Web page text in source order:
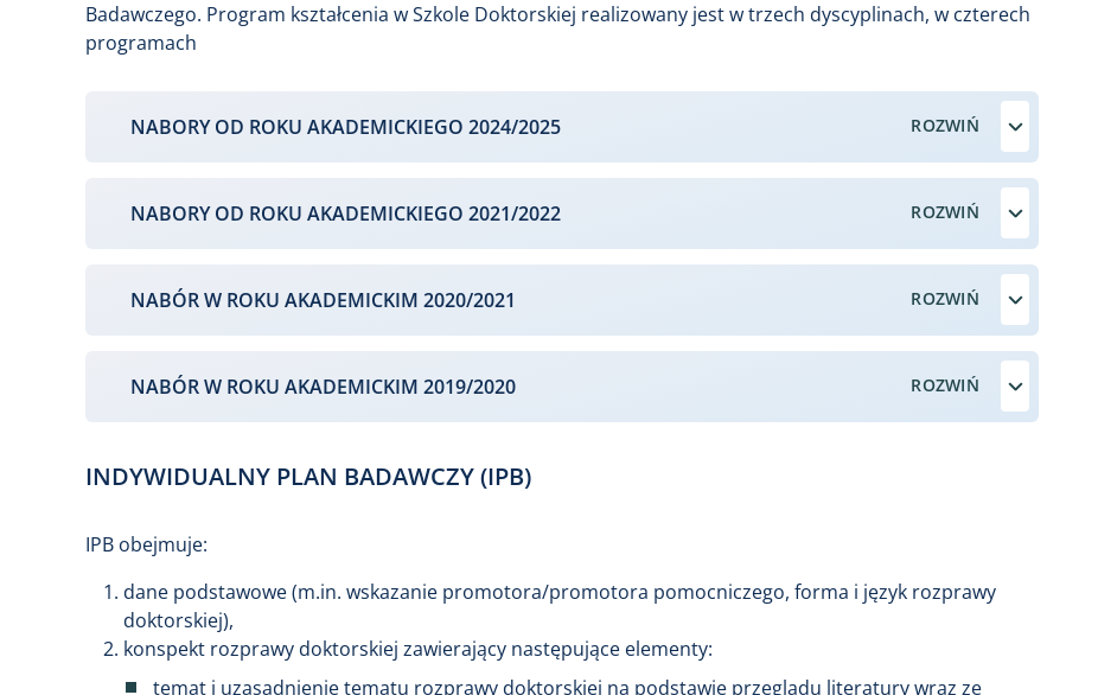
Badawczego. Program kształcenia w Szkole Doktorskiej realizowany jest w trzech dyscyplinach, w czterech
programach
NABORY OD ROKU AKADEMICKIEGO 2024/2025
NABORY OD ROKU AKADEMICKIEGO 2021/2022
NABÓR W ROKU AKADEMICKIM 2020/2021
NABÓR W ROKU AKADEMICKIM 2019/2020
INDYWIDUALNY PLAN BADAWCZY (IPB)
IPB obejmuje:
dane podstawowe (m.in. wskazanie promotora/promotora pomocniczego, forma i język rozprawy
doktorskiej),
konspekt rozprawy doktorskiej zawierający następujące elementy:
temat i uzasadnienie tematu rozprawy doktorskiej na podstawie przeglądu literatury wraz ze